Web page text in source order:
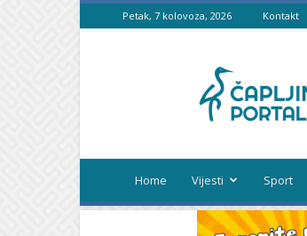
Petak, 7 kolovoza, 2026 Kontakt
portal
Home Vijesti Sport